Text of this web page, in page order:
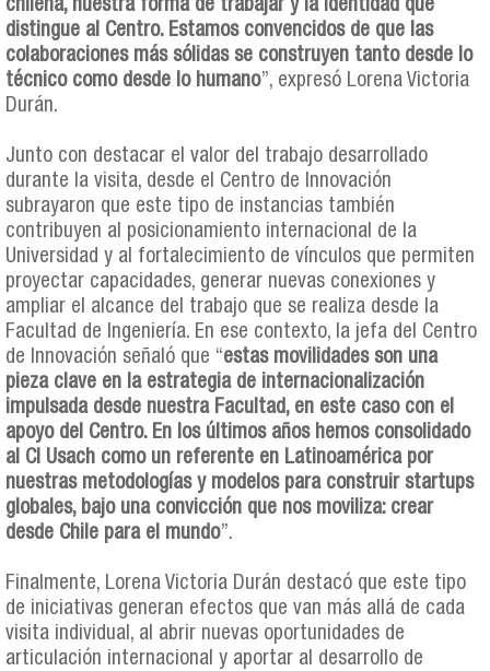
chilena, nuestra forma de trabajar y la identidad que
distingue al Centro. Estamos convencidos de que las
colaboraciones más sólidas se construyen tanto desde lo
técnico como desde lo humano”, expresó Lorena Victoria
Durán.
Junto con destacar el valor del trabajo desarrollado
durante la visita, desde el Centro de Innovación
subrayaron que este tipo de instancias también
contribuyen al posicionamiento internacional de la
Universidad y al fortalecimiento de vínculos que permiten
proyectar capacidades, generar nuevas conexiones y
ampliar el alcance del trabajo que se realiza desde la
Facultad de Ingeniería. En ese contexto, la jefa del Centro
de Innovación señaló que “estas movilidades son una
pieza clave en la estrategia de internacionalización
impulsada desde nuestra Facultad, en este caso con el
apoyo del Centro. En los últimos años hemos consolidado
al CI Usach como un referente en Latinoamérica por
nuestras metodologías y modelos para construir startups
globales, bajo una convicción que nos moviliza: crear
desde Chile para el mundo”.
Finalmente, Lorena Victoria Durán destacó que este tipo
de iniciativas generan efectos que van más allá de cada
visita individual, al abrir nuevas oportunidades de
articulación internacional y aportar al desarrollo de